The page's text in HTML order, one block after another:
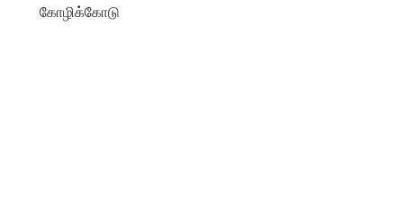
கோழிக்கோடு